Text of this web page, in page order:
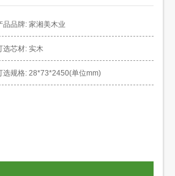
品品牌: 家湘美木业
选芯材: 实木
选规格: 28*73*2450(单位mm)